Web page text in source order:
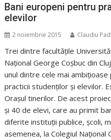
Bani europeni pentru
elevilor
2 noiembrie 2015 Claudiu
Trei dintre facultățile
Național George Coșbuc din
unul dintre cele mai
practicii studenților și elevilor.
Orașul tinerilor. De acest
și 40 de elevi, care au primit
diferite instituții publice, școli,
asemenea, la Colegiul